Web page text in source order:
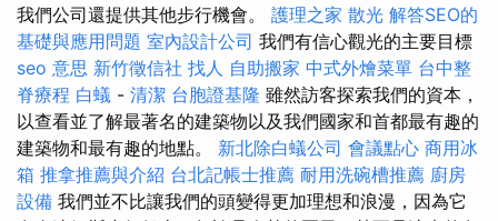
我們公司還提供其他步行機會。 護理之家 散光 解答SEO的
基礎與應用問題 室內設計公司 我們有信心觀光的主要目標
seo 意思 新竹徵信社 找人 自助搬家 中式外燴菜單 台中整
脊療程 白蟻 - 清潔 台胞證基隆 雖然訪客探索我們的資本，
以查看並了解最著名的建築物以及我們國家和首都最有趣的
建築物和最有趣的地點。 新北除白蟻公司 會議點心 商用冰
箱 推拿推薦與介紹 台北記帳士推薦 耐用洗碗槽推薦 廚房
設備 我們並不比讓我們的頭變得更加理想和浪漫，因為它